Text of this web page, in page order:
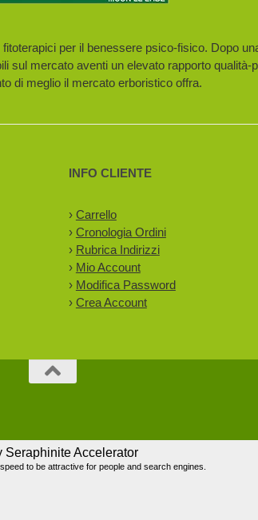
per il benessere psico-fisico. Dopo
sul mercato aventi un elevato rapporto
di meglio il mercato erboristico offra.
INFO CLIENTE
› Carrello
› Cronologia Ordini
› Rubrica Indirizzi
› Mio Account
› Modifica Password
› Crea Account
Seraphinite Accelerator
to be attractive for people and search engines.